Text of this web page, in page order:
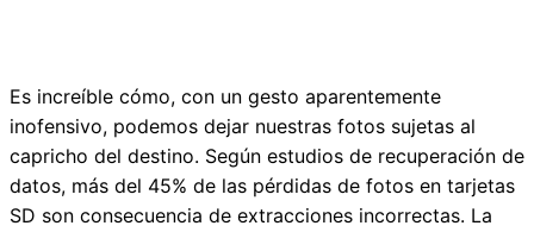
Es increíble cómo, con un gesto aparentemente
inofensivo, podemos dejar nuestras fotos sujetas al
capricho del destino. Según estudios de recuperación de
datos, más del 45% de las pérdidas de fotos en tarjetas
SD son consecuencia de extracciones incorrectas. La